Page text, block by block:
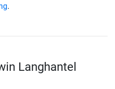
.
Langhantel